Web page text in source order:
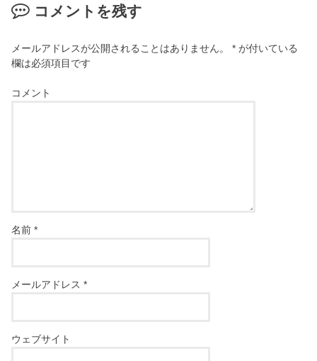
コメントを残す
メールアドレスが公開されることはありません。 * が付いている
欄は必須項目です
コメント
名前*
メールアドレス*
ウェブサイト